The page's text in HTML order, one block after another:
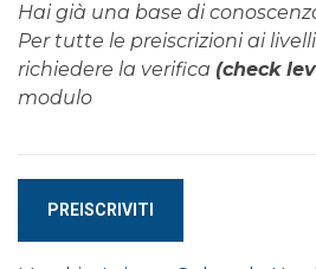
Hai già una base di
Per tutte le preiscrizioni ai
richiedere la verifica (check
modulo
NORVEGESE
PREISCRIVITI